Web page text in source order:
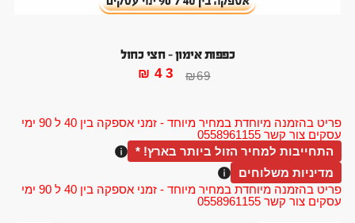
פריט בהזמנה מיוחדת במחיר מיוחד - זמני אספקה בין 40 ל 90 ימי
עסקים צור קשר 0558961155
כפפות אימון – חצי כחול
₪69
₪ 43
התחייבות למחיר הזול ביותר בארץ! *
מדיניות משלוחים
פריט בהזמנה מיוחדת במחיר מיוחד - זמני אספקה בין 40 ל 90 ימי
עסקים צור קשר 0558961155